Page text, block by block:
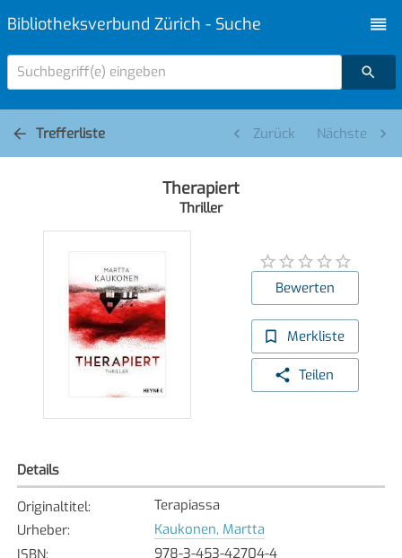
Bibliotheksverbund Zürich - Suche
Suchbegriff(e) eingeben
Trefferliste Zurück Nächste
Therapiert
Thriller
Bewerten
Merkliste
Teilen
Details
Originaltitel:
Terapiassa
Urheber:
Kaukonen, Martta
978-3-453-42704-4